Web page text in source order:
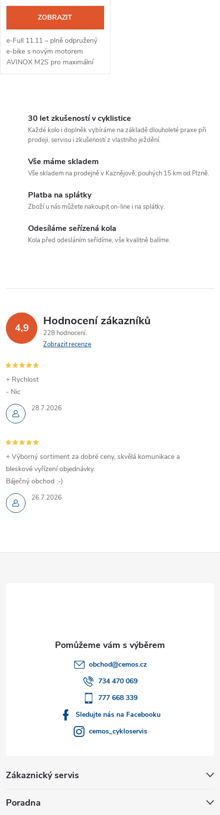
ZOBRAZIT
e-Full 11.11 – plně odpružený
e-bike s novým motorem
AVINOX M2S pro maximální
zážitky z náročného terénu.
k
y
v
ý
p
i
s
u
30 let zkušeností v cyklistice
Každé kolo i doplněk vybíráme na základě dlouholeté praxe při
prodeji, servisu i zkušeností z vlastního ježdění.
Vše máme skladem
Vše skladem na prodejně v Kaznějově, pouhých 15 km od Plzně.
Platba na splátky
Zboží u nás můžete nakoupit on-line i na splátky.
Odesíláme seřízená kola
Kola před odesláním seřídíme, vše kvalitně balíme.
4,9 Hodnocení zákazníků
228 hodnocení
Zobrazit recenze
28.7.2026
+ Rychlost
- Nic
26.7.2026
+ Výborný sortiment za dobré ceny, skvělá komunikace a
bleskové vyřízení objednávky.
Báječný obchod :-)
obchod@cemos.cz
734 470 069
777 668 339
Sledujte nás na Facebooku
cemos_cykloservis
Zákaznický servis
Poradna